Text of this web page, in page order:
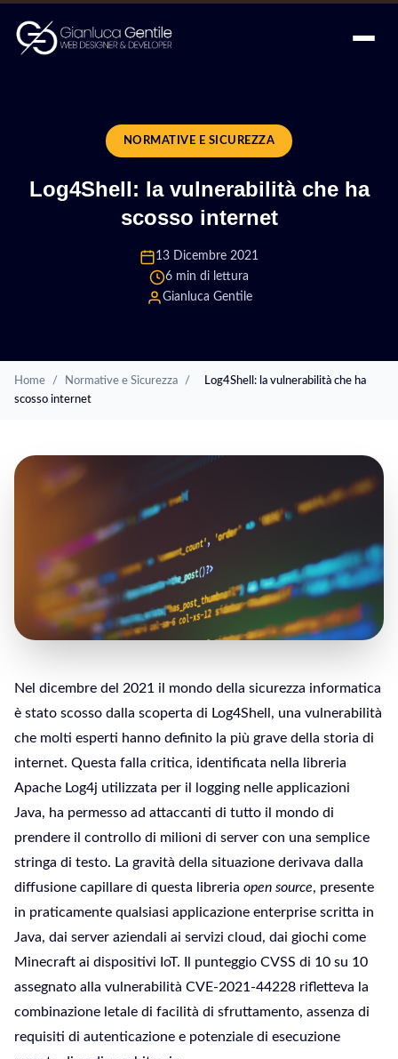
NORMATIVE E SICUREZZA
Log4Shell: la vulnerabilità che ha
scosso internet
13 Dicembre 2021
6 min di lettura
Gianluca Gentile
Home / Normative e Sicurezza /
Log4Shell: la vulnerabilità che ha
scosso internet
Nel dicembre del 2021 il mondo della sicurezza informatica
è stato scosso dalla scoperta di Log4Shell, una vulnerabilità
che molti esperti hanno definito la più grave della storia di
internet. Questa falla critica, identificata nella libreria
Apache Log4j utilizzata per il logging nelle applicazioni
Java, ha permesso ad attaccanti di tutto il mondo di
prendere il controllo di milioni di server con una semplice
stringa di testo. La gravità della situazione derivava dalla
diffusione capillare di questa libreria open source, presente
in praticamente qualsiasi applicazione enterprise scritta in
Java, dai server aziendali ai servizi cloud, dai giochi come
Minecraft ai dispositivi IoT. Il punteggio CVSS di 10 su 10
assegnato alla vulnerabilità CVE-2021-44228 rifletteva la
combinazione letale di facilità di sfruttamento, assenza di
requisiti di autenticazione e potenziale di esecuzione